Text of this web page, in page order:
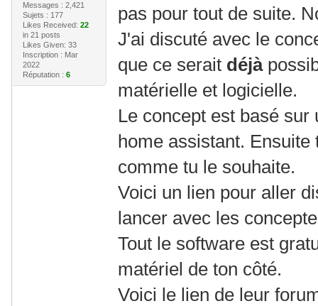
Messages : 2,421
Sujets : 177
Likes Received: 22
in 21 posts
Likes Given: 33
Inscription : Mar
2022
Réputation : 6
pas pour tout de suite.
J'ai discuté avec le
que ce serait déjà
matérielle et logicielle.
Le concept est basé
home assistant.
comme tu le souhaite.
Voici un lien pour aller
lancer avec les
Tout le software est
matériel de ton côté.
Voici le lien de leur